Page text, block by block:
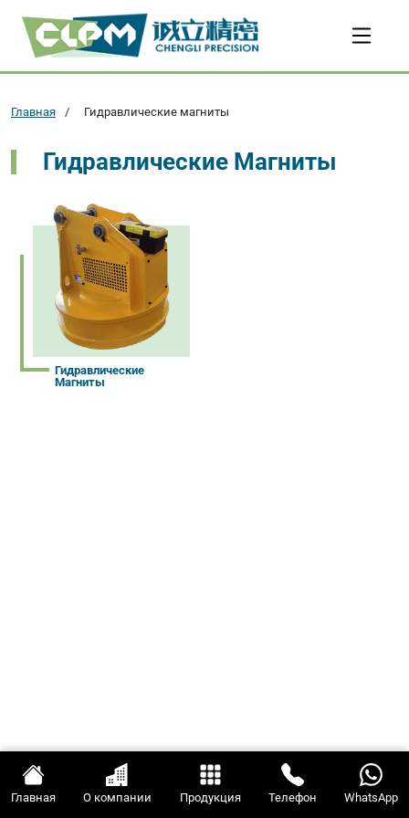
Главная Гидравлические магниты
Гидравлические Магниты
Гидравлические
Магниты
Главная О компании Продукция Телефон WhatsApp